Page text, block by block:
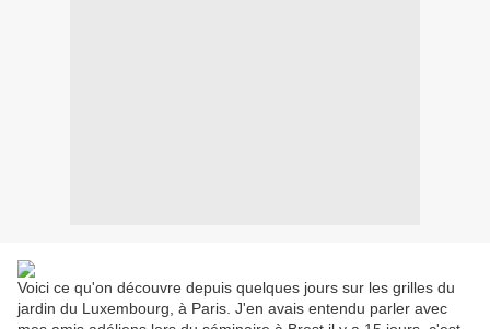
Voici ce qu'on découvre depuis quelques jours sur les grilles du
jardin du Luxembourg, à Paris. J'en avais entendu parler avec